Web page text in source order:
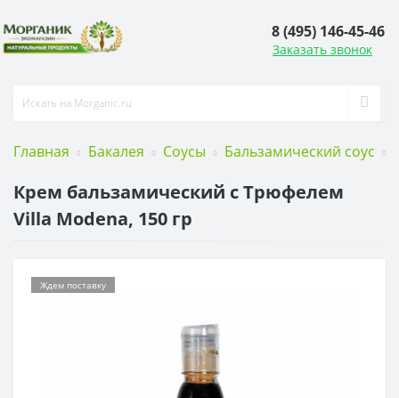
8 (495) 146-45-46
Заказать звонок
Главная Бакалея Соусы Бальзамический соус
Крем бальзамический с Трюфелем
Villa Modena, 150 гр
Ждем поставку